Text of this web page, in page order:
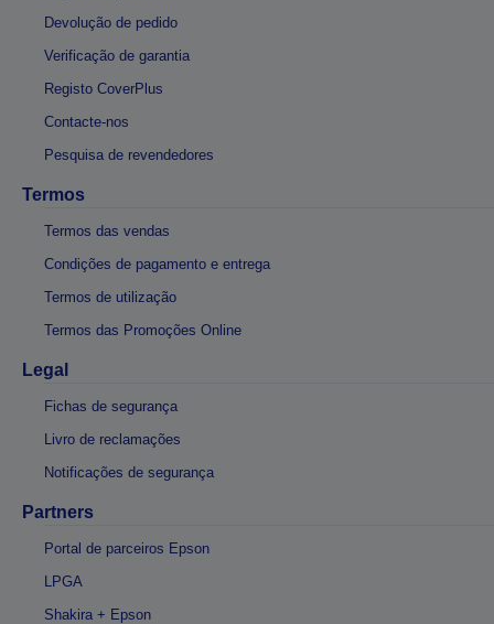
Devolução de pedido
Verificação de garantia
Registo CoverPlus
Contacte-nos
Pesquisa de revendedores
Termos
Termos das vendas
Condições de pagamento e entrega
Termos de utilização
Termos das Promoções Online
Legal
Fichas de segurança
Livro de reclamações
Notificações de segurança
Partners
Portal de parceiros Epson
LPGA
Shakira + Epson